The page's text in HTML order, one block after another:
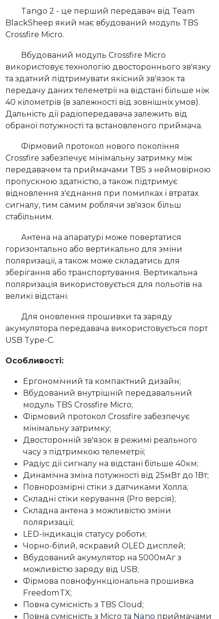
Tango 2 - це перший передавач від Team
BlackSheep який має вбудований модуль TBS
Crossfire Micro.
Вбудований модуль Crossfire Micro
використовує технологію двостороннього зв'язку
та здатний підтримувати якісний зв'язок та
передачу даних телеметрії на відстані більше ніж
40 кілометрів (в залежності від зовнішніх умов).
Дальність дії радіопередавача залежить від
обраної потужності та встановленого приймача.
Фірмовий протокол нового покоління
Crossfire забезпечує мінімальну затримку між
передавачем та приймачами TBS з неймовірною
пропускною здатністю, а також підтримує
відновлення з'єднання при помилках і втратах
сигналу, тим самим роблячи зв'язок більш
стабільним.
Антена на апаратурі може повертатися
горизонтально або вертикально для зміни
поляризації, а також може складатись для
зберігання або транспортування. Вертикальна
поляризація використовується для польотів на
великі відстані.
Для оновлення прошивки та заряду
акумулятора передавача використовується порт
USB Type-C.
Особливості:
Ергономічний та компактний дизайн;
Вбудований внутрішній передавальний
модуль TBS Crossfire Micro;
Фірмовий протокол Crossfire забезпечує
мінімальну затримку;
Двосторонній зв'язок в режимі реального
часу з підтримкою телеметрії;
Радіус дії сигналу на відстані більше 40км;
Динамічна зміна потужності від 25мВт до 1Вт;
Повнорозмірні стіки з датчиками Холла;
Складні стіки керування (Pro версія);
Складна антена з можливістю зміни
поляризації;
LED-індикація статусу роботи;
Чорно-білий, яскравий OLED дисплей;
Вбудований акумулятор на 5000мАг з
можливістю заряду від USB;
Фірмова повнофункціональна прошивка
FreedomTX;
Повна сумісність з TBS Cloud;
Повна сумісність з Micro та Nano приймачами